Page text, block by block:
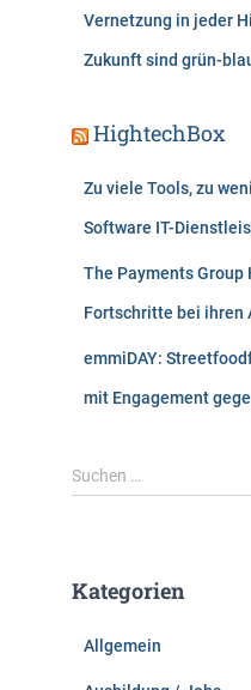
Vernetzung in jeder
Zukunft sind grün-
HightechBox
Zu viele Tools, zu
Software IT-
The Payments
Fortschritte bei ihren
emmiDAY:
mit Engagement
S
u
n
Suchen …
Kategorien
Allgemein